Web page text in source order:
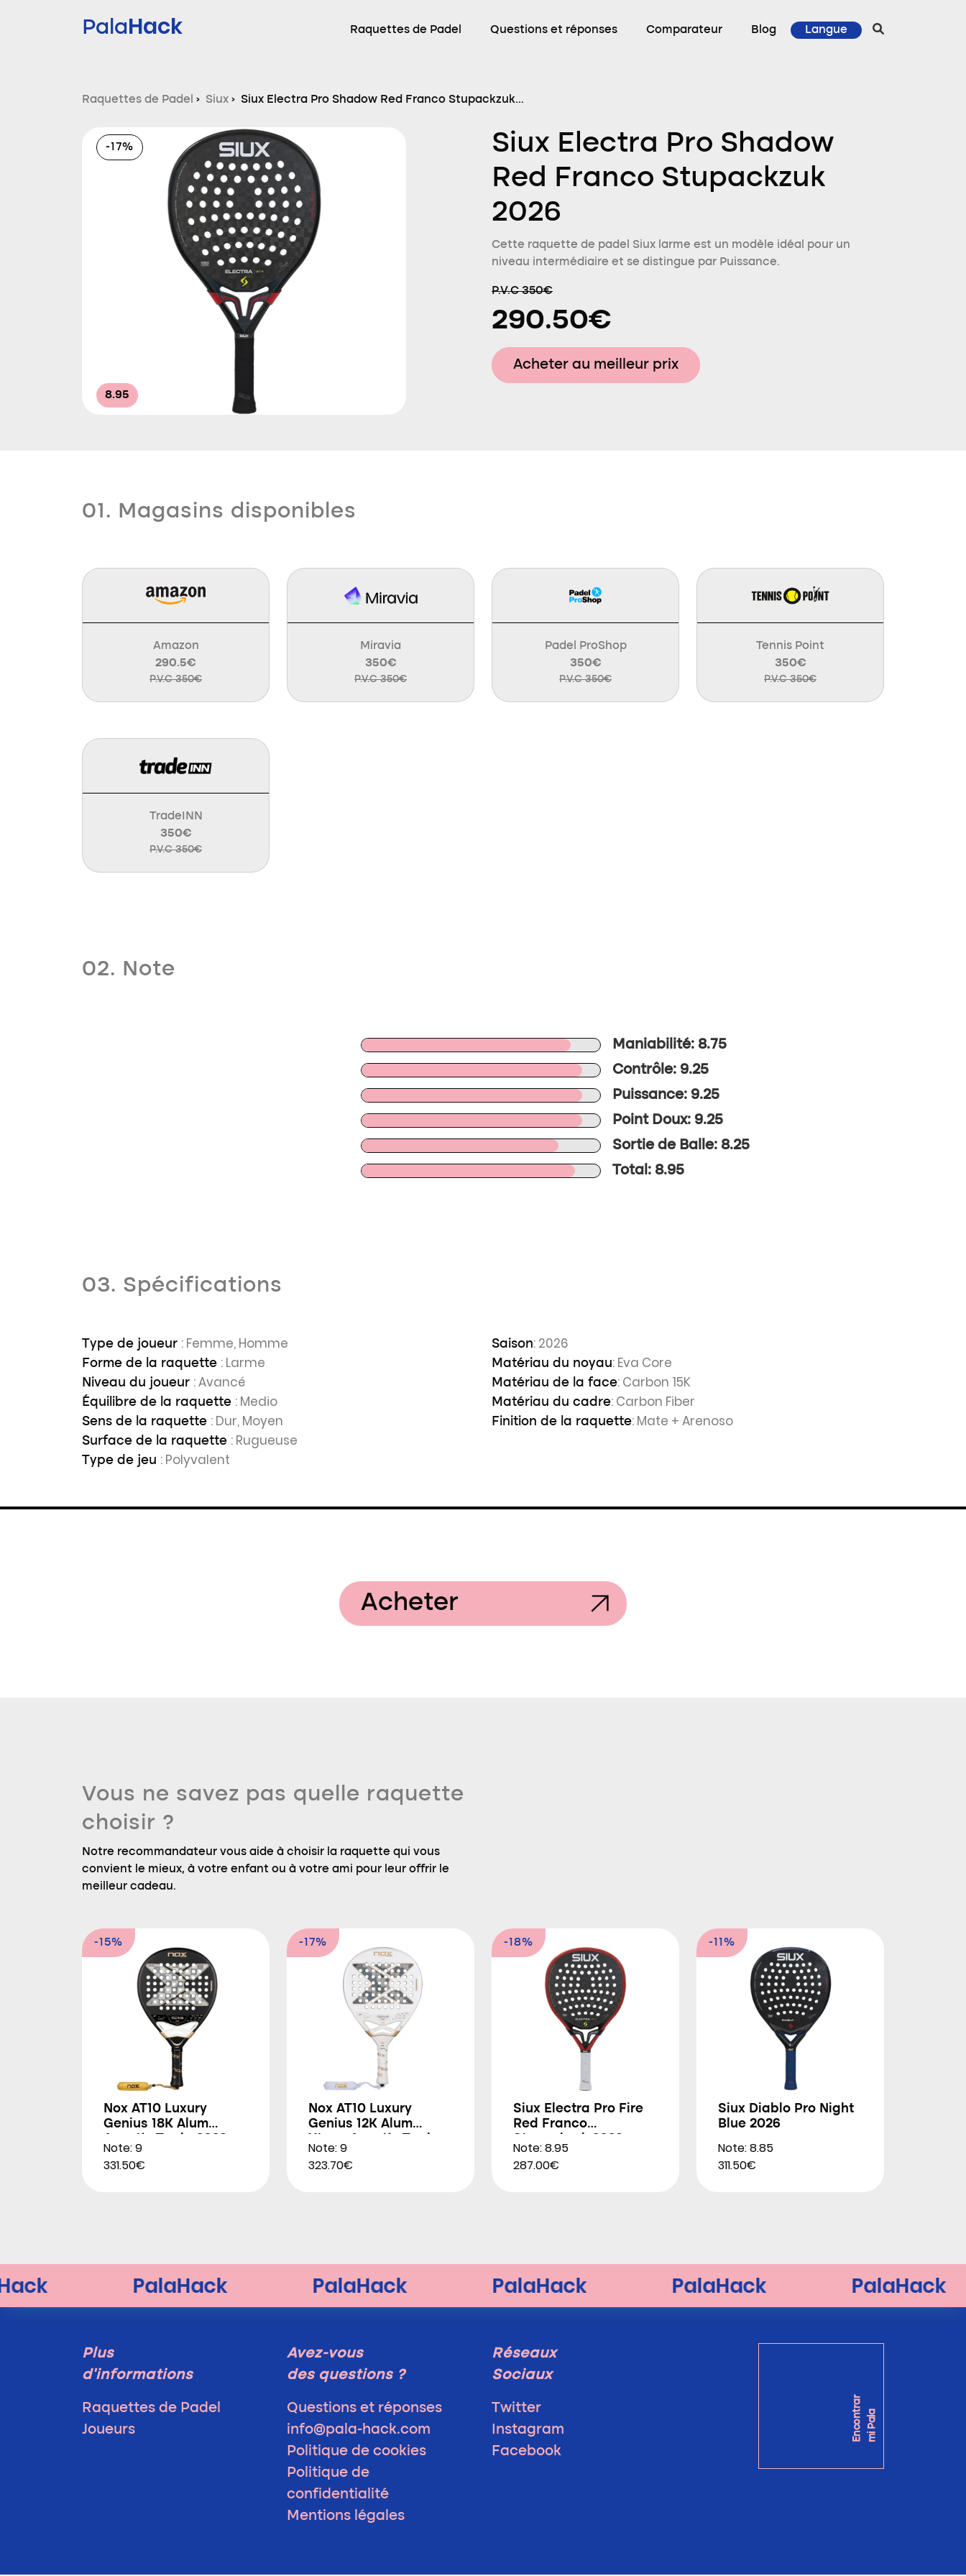
PalaHack Raquettes de Padel Questions et réponses Comparateur Blog Langue
Raquettes de Padel › Siux › Siux Electra Pro Shadow Red Franco Stupackzuk
-17%
8.95
Siux Electra Pro Shadow
Red Franco Stupackzuk
2026
Cette raquette de padel Siux larme est un modèle idéal pour un
niveau intermédiaire et se distingue par Puissance.
P.V.C 350€
290.50€
Acheter au meilleur prix
01. Magasins disponibles
Amazon
290.5€
P.V.C 350€
Miravia
350€
P.V.C 350€
Padel ProShop
350€
P.V.C 350€
Tennis Point
350€
P.V.C 350€
TradeINN
350€
P.V.C 350€
02. Note
Maniabilité: 8.75
Contrôle: 9.25
Puissance: 9.25
Point Doux: 9.25
Sortie de Balle: 8.25
Total: 8.95
03. Spécifications
Type de joueur : Femme, Homme
Forme de la raquette : Larme
Niveau du joueur : Avancé
Équilibre de la raquette : Medio
Sens de la raquette : Dur, Moyen
Surface de la raquette : Rugueuse
Type de jeu : Polyvalent
Saison: 2026
Matériau du noyau: Eva Core
Matériau de la face: Carbon 15K
Matériau du cadre: Carbon Fiber
Finition de la raquette: Mate + Arenoso
Acheter
Vous ne savez pas quelle raquette
choisir ?
Notre recommandateur vous aide à choisir la raquette qui vous
convient le mieux, à votre enfant ou à votre ami pour leur offrir le
meilleur cadeau.
-15%
Nox AT10 Luxury
Genius 18K Alum
Note: 9
331.50€
-17%
Nox AT10 Luxury
Genius 12K Alum
2026
Note: 9
323.70€
-18%
Siux Electra Pro Fire
Red Franco
Note: 8.95
287.00€
-11%
Siux Diablo Pro Night
Blue 2026
Note: 8.85
311.50€
Plus
d'informations
Raquettes de Padel
Joueurs
Avez-vous
des questions ?
Questions et réponses
info@pala-hack.com
Politique de cookies
Politique de
confidentialité
Mentions légales
Réseaux
Sociaux
Twitter
Instagram
Facebook